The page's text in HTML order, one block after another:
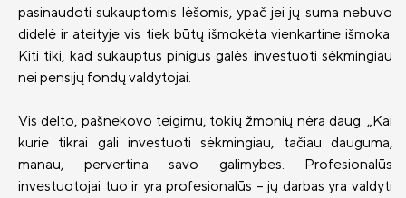
pasinaudoti sukauptomis lėšomis, ypač jei jų suma nebuvo
didelė ir ateityje vis tiek būtų išmokėta vienkartine išmoka.
Kiti tiki, kad sukauptus pinigus galės investuoti sėkmingiau
nei pensijų fondų valdytojai.
Vis dėlto, pašnekovo teigimu, tokių žmonių nėra daug. „Kai
kurie tikrai gali investuoti sėkmingiau, tačiau dauguma,
manau, pervertina savo galimybes. Profesionalūs
investuotojai tuo ir yra profesionalūs – jų darbas yra valdyti